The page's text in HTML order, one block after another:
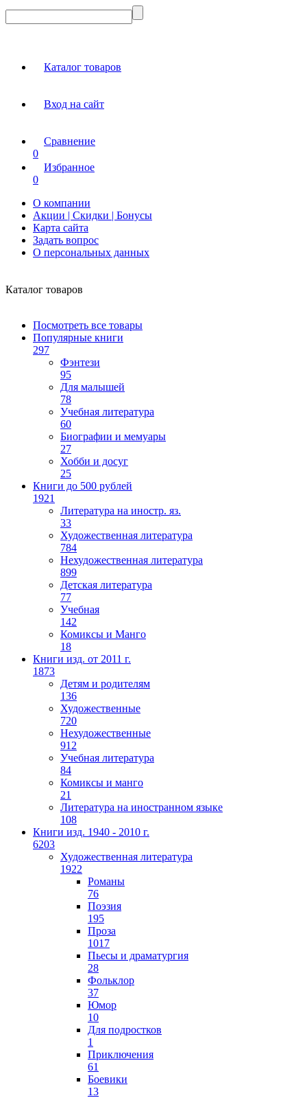
Каталог товаров
Вход на сайт
Сравнение
0
Избранное
0
О компании
Акции | Скидки | Бонусы
Карта сайта
Задать вопрос
О персональных данных
Каталог товаров
Посмотреть все товары
Популярные книги
297
Фэнтези
95
Для малышей
78
Учебная литература
60
Биографии и мемуары
27
Хобби и досуг
25
Книги до 500 рублей
1921
Литература на иностр. яз.
33
Художественная литература
784
Нехудожественная литература
899
Детская литература
77
Учебная
142
Комиксы и Манго
18
Книги изд. от 2011 г.
1873
Детям и родителям
136
Художественные
720
Нехудожественные
912
Учебная литература
84
Комиксы и манго
21
Литература на иностранном языке
108
Книги изд. 1940 - 2010 г.
6203
Художественная литература
1922
Романы
76
Поэзия
195
Проза
1017
Пьесы и драматургия
28
Фольклор
37
Юмор
10
Для подростков
1
Приключения
61
Боевики
13